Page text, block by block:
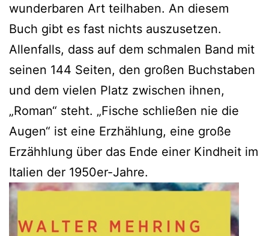
wunderbaren Art teilhaben. An diesem
Buch gibt es fast nichts auszusetzen.
Allenfalls, dass auf dem schmalen Band mit
seinen 144 Seiten, den großen Buchstaben
und dem vielen Platz zwischen ihnen,
„Roman“ steht. „Fische schließen nie die
Augen“ ist eine Erzhählung, eine große
Erzähhlung über das Ende einer Kindheit im
Italien der 1950er-Jahre.